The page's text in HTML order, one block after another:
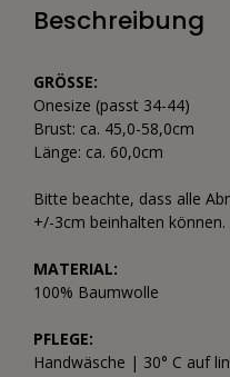
Beschreibung
GRÖSSE:
Onesize (passt 34-44)
Brust: ca. 45,0-58,0cm
Länge: ca. 60,0cm
Bitte beachte, dass alle
+/-3cm beinhalten können.
MATERIAL:
100% Baumwolle
PFLEGE:
Handwäsche | 30° C auf